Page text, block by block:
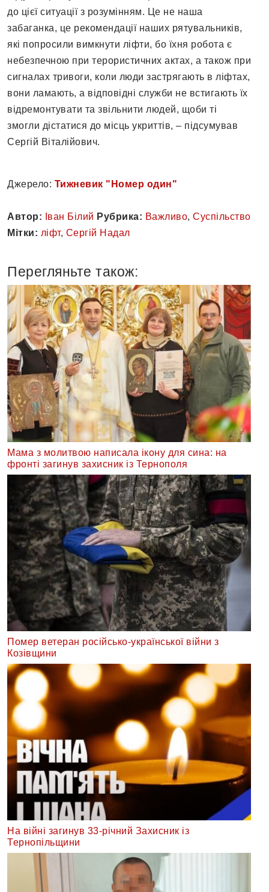
до цієї ситуації з розумінням. Це не наша
забаганка, це рекомендації наших рятувальників,
які попросили вимкнути ліфти, бо їхня робота є
небезпечною при терористичних актах, а також при
сигналах тривоги, коли люди застрягають в ліфтах,
вони ламають, а відповідні служби не встигають їх
відремонтувати та звільнити людей, щоби ті
змогли дістатися до місць укриттів, – підсумував
Сергій Віталійович.
Джерело: Тижневик "Номер один"
Автор: Іван Білий Рубрика: Важливо, Суспільство
Мітки: ліфт, Сергій Надал
Перегляньте також:
Мама з молитвою написала ікону для сина: на
фронті загинув захисник із Тернополя
Помер ветеран російсько-української війни з
Козівщини
На війні загинув 33-річний Захисник із
Тернопільщини